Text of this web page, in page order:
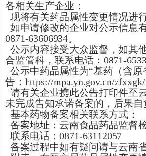
各相关生产企业 ：
现将有关药品属性变更情况进
如申请修改的企业对公示信息
0871-63606934。
公示内容接受大众监督，如其
合监管科，联系电话：0871-
公示中药品属性为“基药（含
告：https://mpa.yn.gov.cn/
请有关企业携此公告打印件至
未完成告知承诺备案的，后果自
基本药物备案相关联系方式：
备案地址：云南食品药品监督
联系电话：0871-63112057
备案过程中如有疑问请与云南